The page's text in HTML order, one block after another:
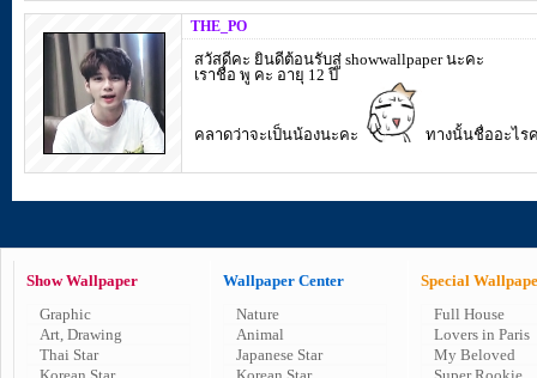
THE_PO
สวัสดีคะ ยินดีต้อนรับสู่ showwallpaper นะคะ
เราชื่อ พู คะ อายุ 12 ปี
คลาดว่าจะเป็นน้องนะคะ ทางนั้นชื่ออะไร
Show Wallpaper
Graphic
Art, Drawing
Thai Star
Wallpaper Center
Nature
Animal
Japanese Star
Special
Full House
Lovers in Paris
My Beloved